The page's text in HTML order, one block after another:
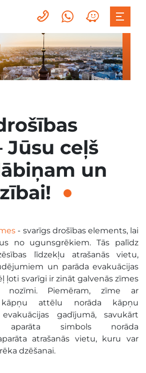
Jūsu ceļš
un
- svarīgs drošības elements, lai
no ugunsgrēkiem. Tās palīdz
līdzekļu atrašanās vietu,
un parāda evakuācijas
ļoti svarīgi ir zināt galvenās zīmes
Piemēram, zīme ar
kāpņu attēlu norāda kāpņu
gadījumā, savukārt
aparāta simbols norāda
atrašanās vietu, kuru var
dzēšanai.